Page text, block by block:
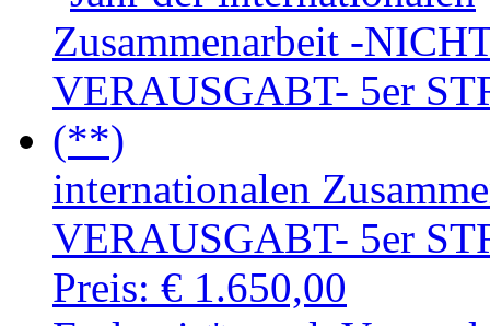
internationalen
VERAUSGABT- 5er
Preis: € 1.650,00